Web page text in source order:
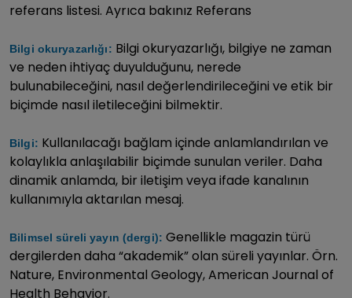
referans listesi. Ayrıca bakınız Referans
Bilgi okuryazarlığı: Bilgi okuryazarlığı, bilgiye ne zaman
ve neden ihtiyaç duyulduğunu, nerede
bulunabileceğini, nasıl değerlendirileceğini ve etik bir
biçimde nasıl iletileceğini bilmektir.
Bilgi: Kullanılacağı bağlam içinde anlamlandırılan ve
kolaylıkla anlaşılabilir biçimde sunulan veriler. Daha
dinamik anlamda, bir iletişim veya ifade kanalının
kullanımıyla aktarılan mesaj.
Bilimsel süreli yayın (dergi): Genellikle magazin türü
dergilerden daha “akademik” olan süreli yayınlar. Örn.
Nature, Environmental Geology, American Journal of
Health Behavior.